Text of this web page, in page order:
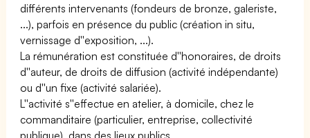
différents intervenants (fondeurs de bronze, galeriste,
...), parfois en présence du public (création in situ,
vernissage d''exposition, ...).
La rémunération est constituée d''honoraires, de droits
d''auteur, de droits de diffusion (activité indépendante)
ou d''un fixe (activité salariée).
L''activité s''effectue en atelier, à domicile, chez le
commanditaire (particulier, entreprise, collectivité
publique), dans des lieux publics.